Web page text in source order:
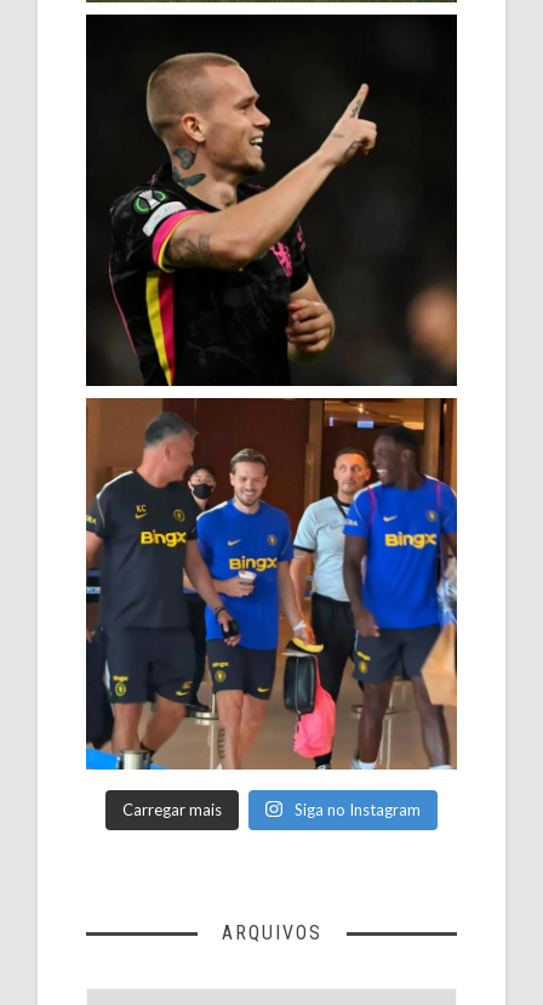
Carregar mais Siga no Instagram
ARQUIVOS